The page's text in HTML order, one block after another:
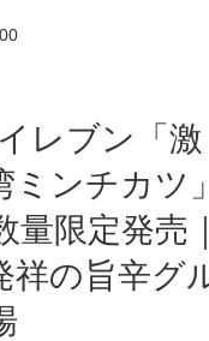
レブン「激
ミンチカツ」
量限定発売｜
祥の旨辛グ